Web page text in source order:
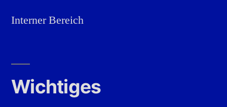
Interner Bereich
Wichtiges